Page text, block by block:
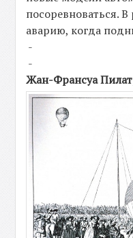
посоревноваться.
аварию, когда
-
-
Жан-Франсуа